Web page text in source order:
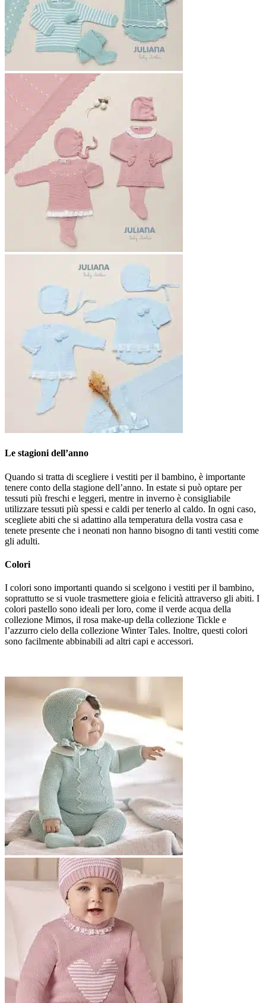
Le stagioni dell’anno
Quando si tratta di scegliere i vestiti per il bambino, è importante
tenere conto della stagione dell’anno. In estate si può optare per
tessuti più freschi e leggeri, mentre in inverno è consigliabile
utilizzare tessuti più spessi e caldi per tenerlo al caldo. In ogni caso,
scegliete abiti che si adattino alla temperatura della vostra casa e
tenete presente che i neonati non hanno bisogno di tanti vestiti come
gli adulti.
Colori
I colori sono importanti quando si scelgono i vestiti per il bambino,
soprattutto se si vuole trasmettere gioia e felicità attraverso gli abiti. I
colori pastello sono ideali per loro, come il verde acqua della
collezione Mimos, il rosa make-up della collezione Tickle e
l’azzurro cielo della collezione Winter Tales. Inoltre, questi colori
sono facilmente abbinabili ad altri capi e accessori.